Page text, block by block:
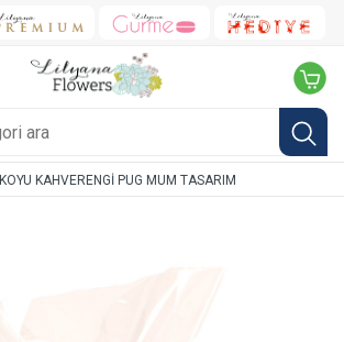
KOYU KAHVERENGI PUG MUM TASARIM